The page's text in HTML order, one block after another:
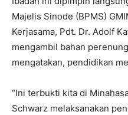
Majelis Sinode (BPMS)
Kerjasama, Pdt. Dr. Adolf
mengambil bahan
mengatakan, pendidikan
“Ini terbukti kita di
Schwarz melaksanakan